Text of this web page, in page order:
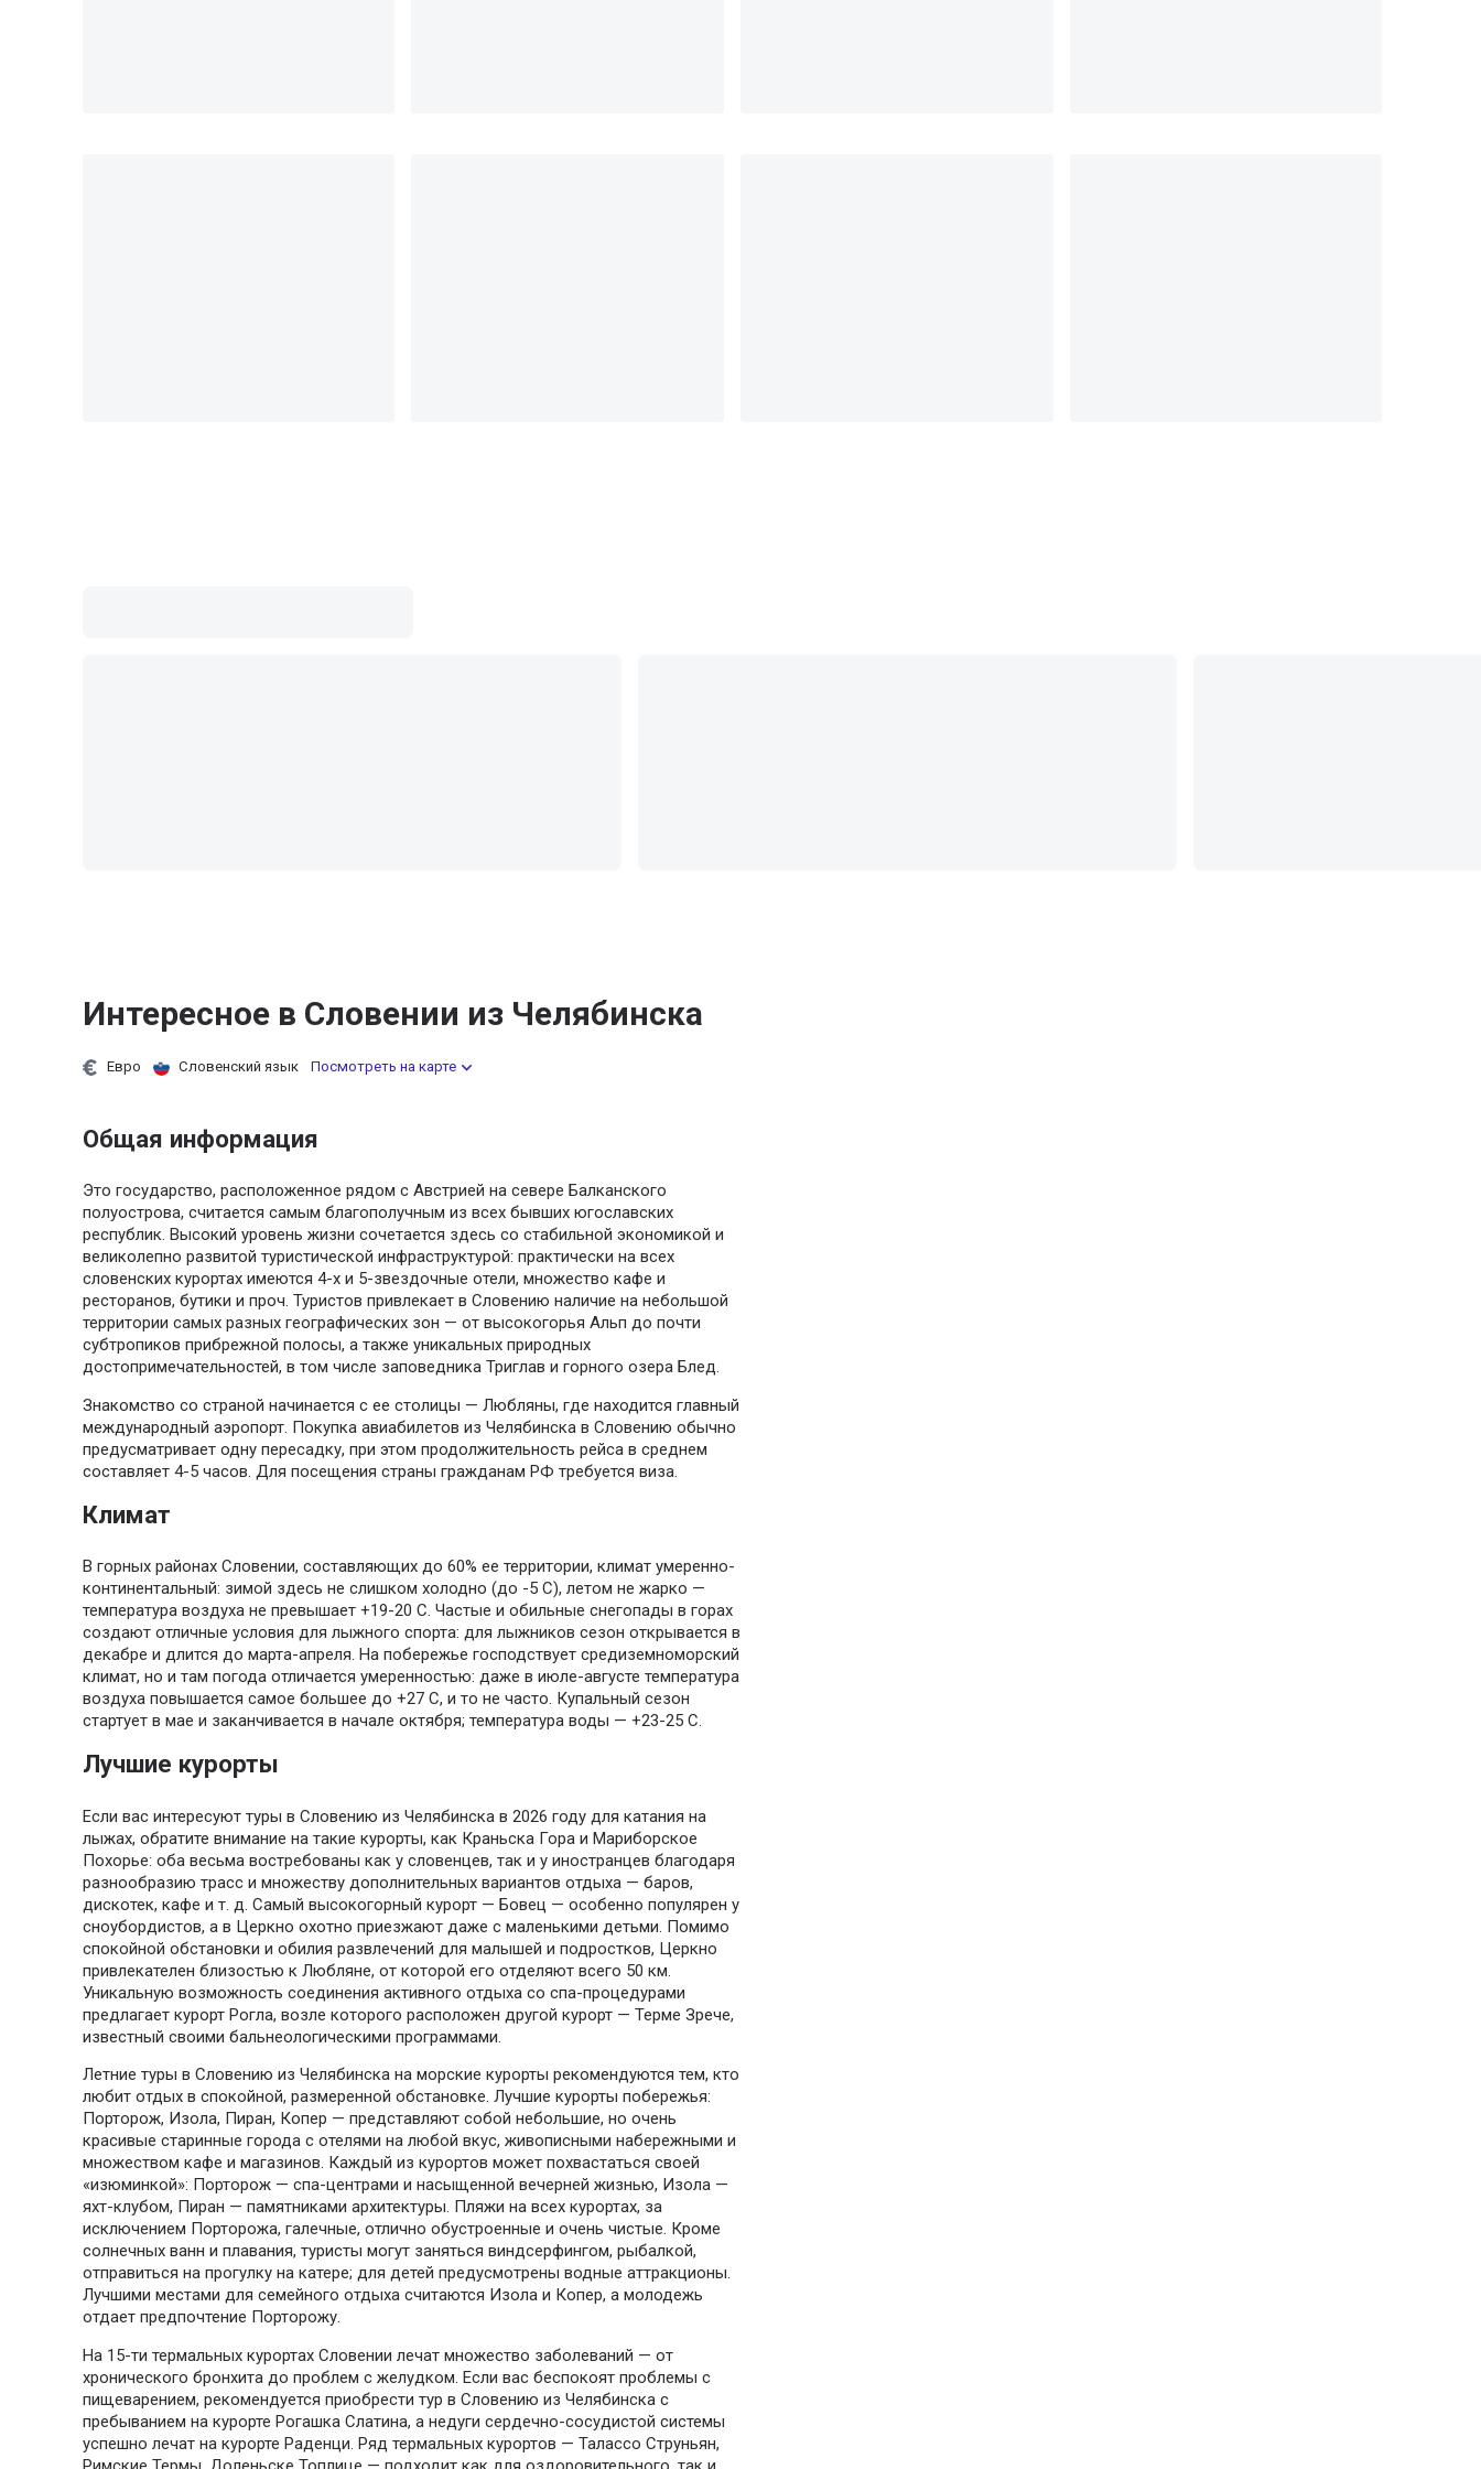
Интересное в Словении из Челябинска
Евро Словенский язык Посмотреть на карте
Общая информация
Это государство, расположенное рядом с Австрией на севере Балканского
полуострова, считается самым благополучным из всех бывших югославских
республик. Высокий уровень жизни сочетается здесь со стабильной экономикой и
великолепно развитой туристической инфраструктурой: практически на всех
словенских курортах имеются 4-х и 5-звездочные отели, множество кафе и
ресторанов, бутики и проч. Туристов привлекает в Словению наличие на небольшой
территории самых разных географических зон — от высокогорья Альп до почти
субтропиков прибрежной полосы, а также уникальных природных
достопримечательностей, в том числе заповедника Триглав и горного озера Блед.
Знакомство со страной начинается с ее столицы — Любляны, где находится главный
международный аэропорт. Покупка авиабилетов из Челябинска в Словению обычно
предусматривает одну пересадку, при этом продолжительность рейса в среднем
составляет 4-5 часов. Для посещения страны гражданам РФ требуется виза.
Климат
В горных районах Словении, составляющих до 60% ее территории, климат умеренно-
континентальный: зимой здесь не слишком холодно (до -5 С), летом не жарко —
температура воздуха не превышает +19-20 С. Частые и обильные снегопады в горах
создают отличные условия для лыжного спорта: для лыжников сезон открывается в
декабре и длится до марта-апреля. На побережье господствует средиземноморский
климат, но и там погода отличается умеренностью: даже в июле-августе температура
воздуха повышается самое большее до +27 С, и то не часто. Купальный сезон
стартует в мае и заканчивается в начале октября; температура воды — +23-25 С.
Лучшие курорты
Если вас интересуют туры в Словению из Челябинска в 2026 году для катания на
лыжах, обратите внимание на такие курорты, как Краньска Гора и Мариборское
Похорье: оба весьма востребованы как у словенцев, так и у иностранцев благодаря
разнообразию трасс и множеству дополнительных вариантов отдыха — баров,
дискотек, кафе и т. д. Самый высокогорный курорт — Бовец — особенно популярен у
сноубордистов, а в Церкно охотно приезжают даже с маленькими детьми. Помимо
спокойной обстановки и обилия развлечений для малышей и подростков, Церкно
привлекателен близостью к Любляне, от которой его отделяют всего 50 км.
Уникальную возможность соединения активного отдыха со спа-процедурами
предлагает курорт Рогла, возле которого расположен другой курорт — Терме Зрече,
известный своими бальнеологическими программами.
Летние туры в Словению из Челябинска на морские курорты рекомендуются тем, кто
любит отдых в спокойной, размеренной обстановке. Лучшие курорты побережья:
Порторож, Изола, Пиран, Копер — представляют собой небольшие, но очень
красивые старинные города с отелями на любой вкус, живописными набережными и
множеством кафе и магазинов. Каждый из курортов может похвастаться своей
«изюминкой»: Порторож — спа-центрами и насыщенной вечерней жизнью, Изола —
яхт-клубом, Пиран — памятниками архитектуры. Пляжи на всех курортах, за
исключением Порторожа, галечные, отлично обустроенные и очень чистые. Кроме
солнечных ванн и плавания, туристы могут заняться виндсерфингом, рыбалкой,
отправиться на прогулку на катере; для детей предусмотрены водные аттракционы.
Лучшими местами для семейного отдыха считаются Изола и Копер, а молодежь
отдает предпочтение Порторожу.
На 15-ти термальных курортах Словении лечат множество заболеваний — от
хронического бронхита до проблем с желудком. Если вас беспокоят проблемы с
пищеварением, рекомендуется приобрести тур в Словению из Челябинска с
пребыванием на курорте Рогашка Слатина, а недуги сердечно-сосудистой системы
успешно лечат на курорте Раденци. Ряд термальных курортов — Талассо Струньян,